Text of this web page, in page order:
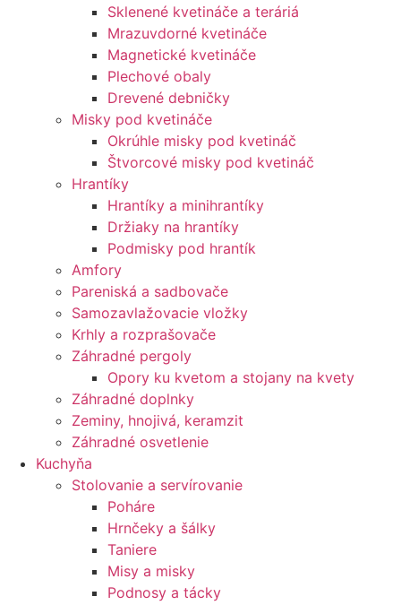
Sklenené kvetináče a teráriá
Mrazuvdorné kvetináče
Magnetické kvetináče
Plechové obaly
Drevené debničky
Misky pod kvetináče
Okrúhle misky pod kvetináč
Štvorcové misky pod kvetináč
Hrantíky
Hrantíky a minihrantíky
Držiaky na hrantíky
Podmisky pod hrantík
Amfory
Pareniská a sadbovače
Samozavlažovacie vložky
Krhly a rozprašovače
Záhradné pergoly
Opory ku kvetom a stojany na kvety
Záhradné doplnky
Zeminy, hnojivá, keramzit
Záhradné osvetlenie
Kuchyňa
Stolovanie a servírovanie
Poháre
Hrnčeky a šálky
Taniere
Misy a misky
Podnosy a tácky